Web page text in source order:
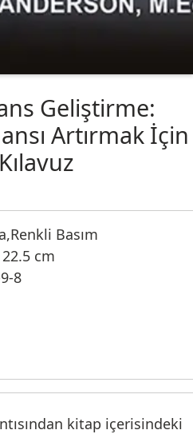
Geliştirme:
Artırmak İçin
Basım
cm
8
kitap içerisindeki